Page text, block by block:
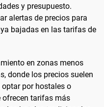
y presupuesto.
alertas de precios para
bajadas en las tarifas de
en zonas menos
donde los precios suelen
por hostales o
ofrecen tarifas más